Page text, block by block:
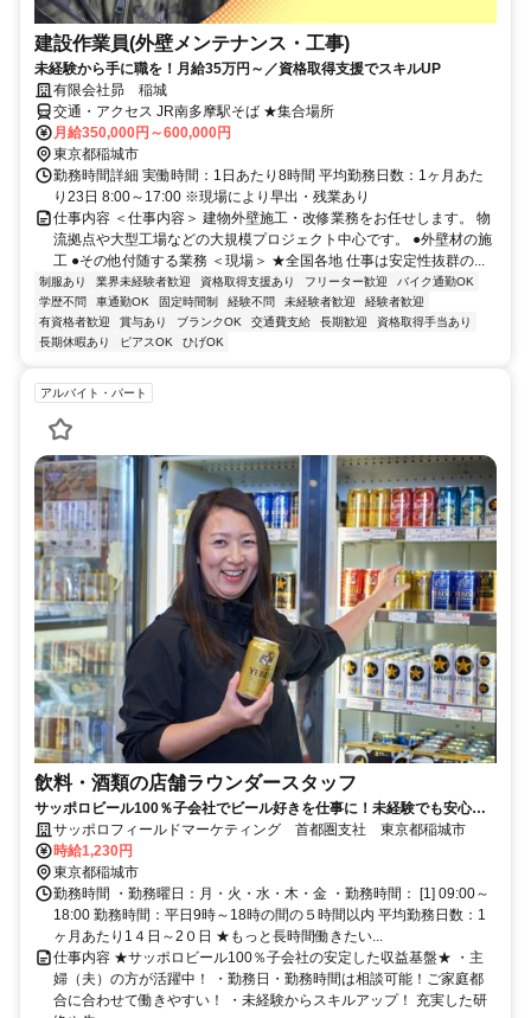
建設作業員(外壁メンテナンス・工事)
未経験から手に職を！月給35万円～／資格取得支援でスキルUP
有限会社昴 稲城
交通・アクセス JR南多摩駅そば ★集合場所
月給350,000円～600,000円
東京都稲城市
勤務時間詳細 実働時間：1日あたり8時間 平均勤務日数：1ヶ月あた
り23日 8:00～17:00 ※現場により早出・残業あり
仕事内容 ＜仕事内容＞ 建物外壁施工・改修業務をお任せします。 物
流拠点や大型工場などの大規模プロジェクト中心です。 ●外壁材の施
工 ●その他付随する業務 ＜現場＞ ★全国各地 仕事は安定性抜群の...
制服あり 業界未経験者歓迎 資格取得支援あり フリーター歓迎
バイク通勤OK
学歴不問
車通勤OK 固定時間制 経験不問 未経験者歓迎
経験者歓迎
有資格者歓迎
賞与あり ブランクOK 交通費支給 長期歓迎
資格取得手当あり
長期休暇あり
ピアスOK ひげOK
アルバイト・パート
飲料・酒類の店舗ラウンダースタッフ
サッポロビール100％子会社でビール好きを仕事に！未経験でも安心し
て始められる土日休みの店舗営業職！
サッポロフィールドマーケティング 首都圏支社 東京都稲城市
時給1,230円
東京都稲城市
勤務時間 ・勤務曜日：月・火・水・木・金 ・勤務時間： [1] 09:00～
18:00 勤務時間：平日9時～18時の間の５時間以内 平均勤務日数：1
ヶ月あたり1４日～2０日 ★もっと長時間働きたい...
仕事内容 ★サッポロビール100％子会社の安定した収益基盤★ ・主
婦（夫）の方が活躍中！ ・勤務日・勤務時間は相談可能！ご家庭都
合に合わせて働きやすい！ ・未経験からスキルアップ！ 充実した研